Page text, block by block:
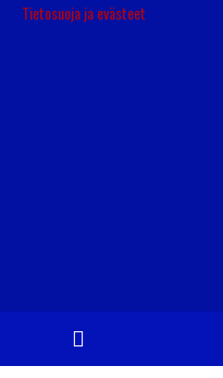
Tietosuoja ja evästeet
©